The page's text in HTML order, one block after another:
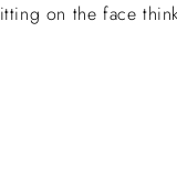
on the face